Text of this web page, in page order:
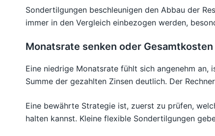
Sondertilgungen beschleunigen den Abbau der
immer in den Vergleich einbezogen werden,
Monatsrate senken oder
Eine niedrige Monatsrate fühlt sich angenehm
Summe der gezahlten Zinsen deutlich. Der
Eine bewährte Strategie ist, zuerst zu prüfen,
halten kannst. Kleine flexible Sondertilgungen